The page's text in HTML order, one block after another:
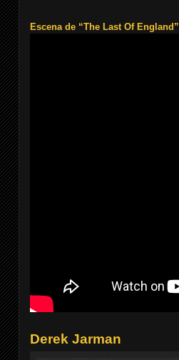
Escena de “The Last Of England”
Derek Jarman